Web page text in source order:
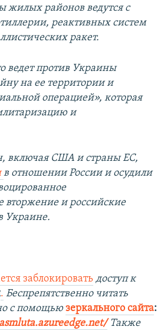
жилых районов ведутся с
реактивных систем
ракет.
ведет против Украины
на ее территории и
операцией», которая
и
включая США и страны ЕС,
в отношении России и осудили
и российские
Украине.
заблокировать доступ к
. Беспрепятственно читать
с помощью зеркального сайта:
Также